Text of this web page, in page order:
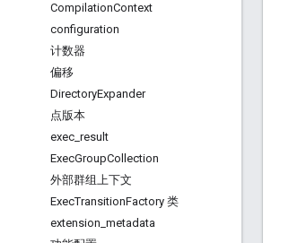
CompilationContext
configuration
计数器
偏移
DirectoryExpander
点版本
exec result
ExecGroupCollection
外部群组上下文
ExecTransitionFactory 类
extension metadata